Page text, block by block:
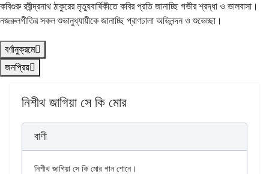
কবিগুরু রবীন্দ্রনাথ ঠাকুরের মৃত্যুবার্ষিকীতে কবির প্রতি জানাচ্ছি গভীর শ্রদ্ধা ও ভালবাসা।
নজরুলগীতির সকল শুভানুধ্যায়ীকে জানাচ্ছি প্রাণঢালা অভিনন্দন ও শুভেচ্ছা।
বর্ণানুক্রমে
জনপ্রিয়
নিশীথ জাগিয়া সে কি মোর
বাণী
নিশীথ জাগিয়া সে কি মোর গান শোনে।